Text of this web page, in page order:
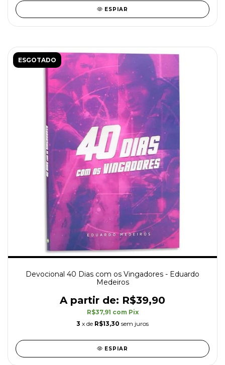
ESPIAR
ESGOTADO
Devocional 40 Dias com os Vingadores - Eduardo
Medeiros
R$39,90
R$37,91 com Pix
3 x de R$13,30 sem juros
ESPIAR